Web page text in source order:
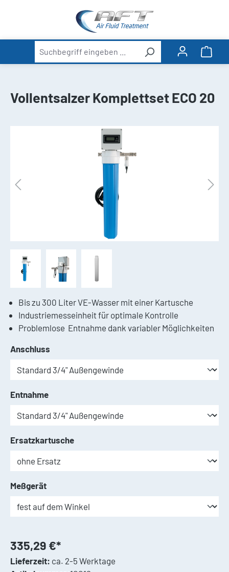
Vollentsalzer Komplettset ECO 20
Bildergalerie überspringen
Bis zu 300 Liter VE-Wasser mit einer Kartusche
Industriemesseinheit für optimale Kontrolle
Problemlose Entnahme dank variabler Möglichkeiten
335,29 €*
Lieferzeit: ca. 2-5 Werktage
Anschluss
Entnahmeauswählen
Ersatzkartuscheauswählen
Meßgerätauswählen